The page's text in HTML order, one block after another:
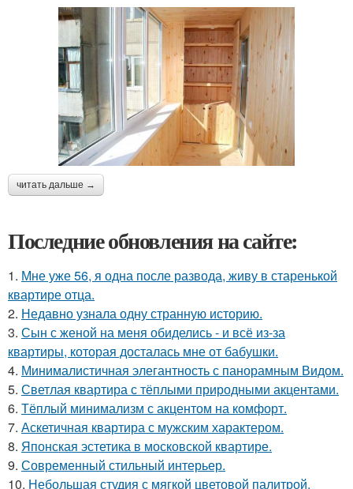
читать дальше →
Последние обновления на сайте:
1. Мне уже 56, я одна после развода, живу в старенькой
квартире отца.
2. Недавно узнала одну странную историю.
3. Сын с женой на меня обиделись - и всё из-за
квартиры, которая досталась мне от бабушки.
4. Минималистичная элегантность с панорамным Видом.
5. Светлая квартира с тёплыми природными акцентами.
6. Тёплый минимализм с акцентом на комфорт.
7. Аскетичная квартира с мужским характером.
8. Японская эстетика в московской квартире.
9. Современный стильный интерьер.
10. Небольшая студия с мягкой цветовой палитрой.